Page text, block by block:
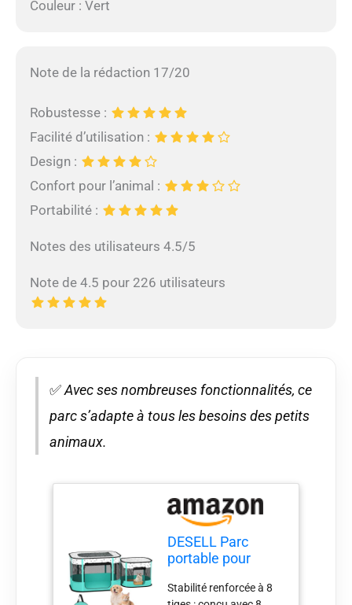
Couleur : Vert
Note de la rédaction 17/20
Robustesse :
Facilité d’utilisation :
Design :
Confort pour l’animal :
Portabilité :
Notes des utilisateurs 4.5/5
Note de 4.5 pour 226 utilisateurs
✅Avec ses nombreuses fonctionnalités, ce
parc s’adapte à tous les besoins des petits
animaux.
DESELL Parc
portable pour
renforcées, parc
Stabilité renforcée à 8